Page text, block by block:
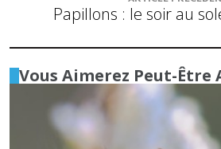
Papillons : le soir au
Vous Aimerez Peut-Être